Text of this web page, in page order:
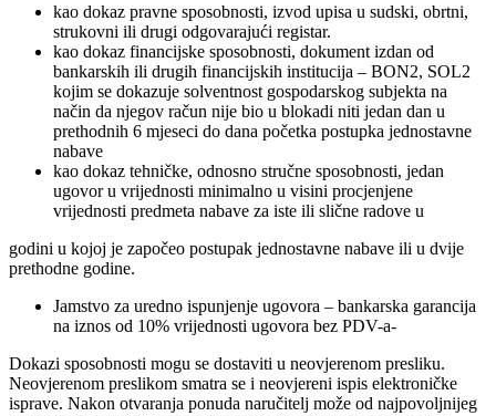
kao dokaz pravne sposobnosti, izvod upisa u sudski, obrtni,
strukovni ili drugi odgovarajući registar.
kao dokaz financijske sposobnosti, dokument izdan od
bankarskih ili drugih financijskih institucija – BON2, SOL2
kojim se dokazuje solventnost gospodarskog subjekta na
način da njegov račun nije bio u blokadi niti jedan dan u
prethodnih 6 mjeseci do dana početka postupka jednostavne
nabave
kao dokaz tehničke, odnosno stručne sposobnosti, jedan
ugovor u vrijednosti minimalno u visini procjenjene
vrijednosti predmeta nabave za iste ili slične radove u
godini u kojoj je započeo postupak jednostavne nabave ili u dvije
prethodne godine.
Jamstvo za uredno ispunjenje ugovora – bankarska garancija
na iznos od 10% vrijednosti ugovora bez PDV-a-
Dokazi sposobnosti mogu se dostaviti u neovjerenom presliku.
Neovjerenom preslikom smatra se i neovjereni ispis elektroničke
isprave. Nakon otvaranja ponuda naručitelj može od najpovoljnijeg